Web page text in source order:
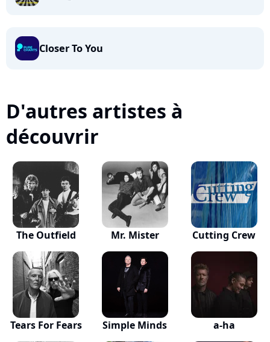
Closer To You
D'autres artistes à
découvrir
The Outfield Mr. Mister Cutting Crew
Tears For Fears Simple Minds a-ha